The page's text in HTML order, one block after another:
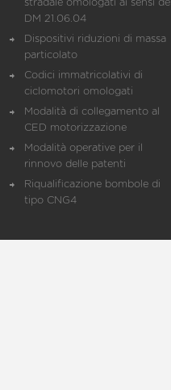
stradale omologati ai sensi del
DM 21.06.04
Dispositivi riduzioni di massa
particolato
Codici immatricolativi di
ciclomotori omologati
Modalità di collegamento al
CED motorizzazione
Modalità operative per il
rinnovo delle patenti
Riqualificazione bombole di
tipo CNG4